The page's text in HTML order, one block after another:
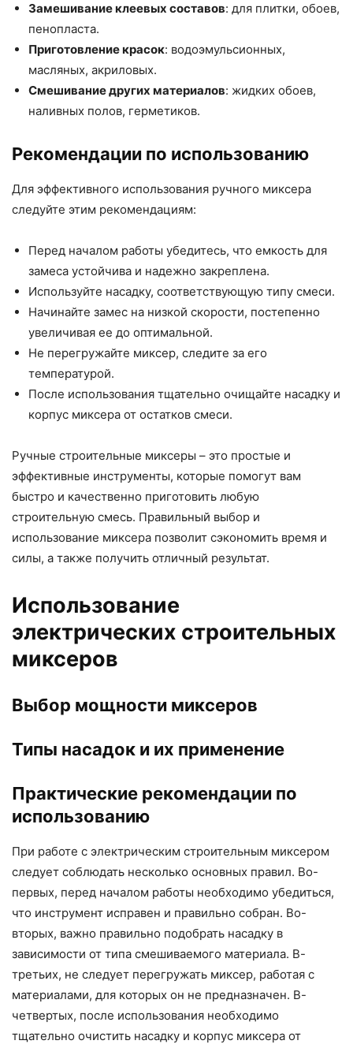
Замешивание клеевых составов: для плитки, обоев,
пенопласта.
Приготовление красок: водоэмульсионных,
масляных, акриловых.
Смешивание других материалов: жидких обоев,
наливных полов, герметиков.
Рекомендации по использованию
Для эффективного использования ручного миксера
следуйте этим рекомендациям:
Перед началом работы убедитесь, что емкость для
замеса устойчива и надежно закреплена.
Используйте насадку, соответствующую типу смеси.
Начинайте замес на низкой скорости, постепенно
увеличивая ее до оптимальной.
Не перегружайте миксер, следите за его
температурой.
После использования тщательно очищайте насадку и
корпус миксера от остатков смеси.
Ручные строительные миксеры – это простые и
эффективные инструменты, которые помогут вам
быстро и качественно приготовить любую
строительную смесь. Правильный выбор и
использование миксера позволит сэкономить время и
силы, а также получить отличный результат.
Использование
электрических строительных
миксеров
Выбор мощности миксеров
Типы насадок и их применение
Практические рекомендации по
использованию
При работе с электрическим строительным миксером
следует соблюдать несколько основных правил. Во-
первых, перед началом работы необходимо убедиться,
что инструмент исправен и правильно собран. Во-
вторых, важно правильно подобрать насадку в
зависимости от типа смешиваемого материала. В-
третьих, не следует перегружать миксер, работая с
материалами, для которых он не предназначен. В-
четвертых, после использования необходимо
тщательно очистить насадку и корпус миксера от